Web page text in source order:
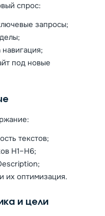
спрос:
запросы;
под новые
текстов;
H1–H6;
их оптимизация.
и цели